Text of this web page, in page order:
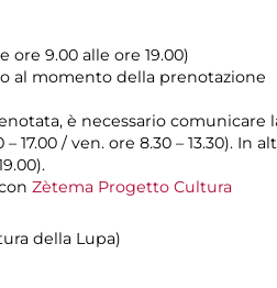
9.00 alle ore 19.00)
al momento della prenotazione
è necessario comunicare
17.00 / ven. ore 8.30 – 13.30). In
Zètema Progetto Cultura
della Lupa)